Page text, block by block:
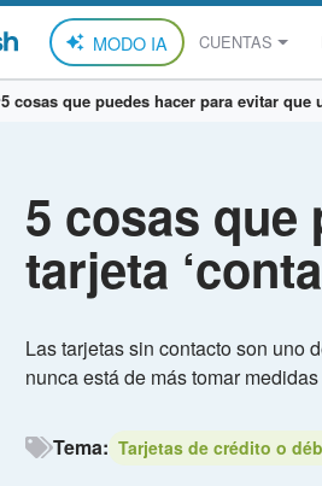
MODO IA CUENTAS
5 cosas que puedes hacer para evitar que
5 cosas que
tarjeta
Las tarjetas sin contacto son uno
nunca está de más tomar
Tema: Tarjetas de crédito o